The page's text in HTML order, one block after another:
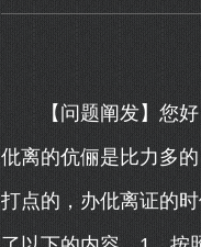
常见问题
【问题阐发】您好
仳离的伉俪是比力多
打点的，办仳离证的